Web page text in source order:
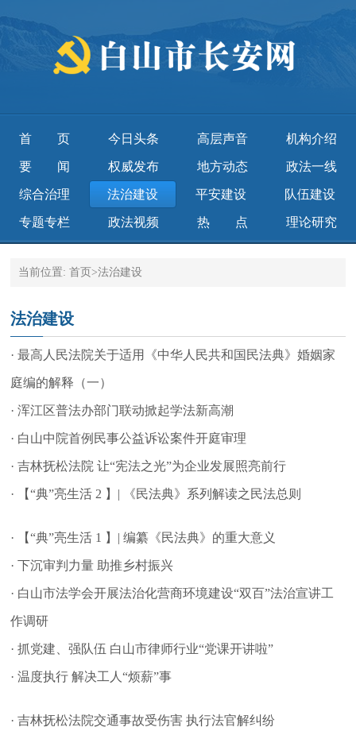
首页 今日头条 高层声音 机构介绍
要闻 权威发布 地方动态 政法一线
综合治理 法治建设 平安建设 队伍建设
专题专栏 政法视频 热点 理论研究
当前位置:首页>法治建设
法治建设
· 最高人民法院关于适用《中华人民共和国民法典》婚姻家
庭编的解释（一）
· 浑江区普法办部门联动掀起学法新高潮
· 白山中院首例民事公益诉讼案件开庭审理
· 吉林抚松法院 让“宪法之光”为企业发展照亮前行
· 【“典”亮生活 2 】| 《民法典》系列解读之民法总则
· 【“典”亮生活 1 】| 编纂《民法典》的重大意义
· 下沉审判力量 助推乡村振兴
· 白山市法学会开展法治化营商环境建设“双百”法治宣讲工
作调研
· 抓党建、强队伍 白山市律师行业“党课开讲啦”
· 温度执行 解决工人“烦薪”事
· 吉林抚松法院交通事故受伤害 执行法官解纠纷